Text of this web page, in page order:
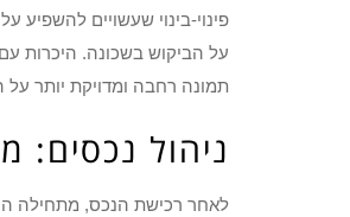
פינוי-בינוי שעשויים
על הביקוש בשכונה. היכרות
תמונה רחבה ומדויקת יותר
ניהול
לאחר רכישת הנכס, מתחילה